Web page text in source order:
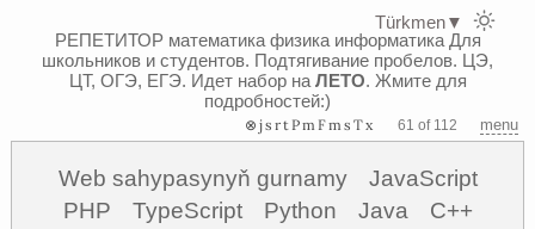
РЕПЕТИТОР математика физика информатикаДля
школьников и студентов. Подтягивание пробелов. ЦЭ,
ЦТ, ОГЭ, ЕГЭ. Идет набор на ЛЕТО. Жмите для
подробностей:)
⊗jsrtPmFmsTx 61 of 112 menu
Web sahypasynyň gurnamy
JavaScript
PHP
TypeScript Python Java
C++
Türkmen▼